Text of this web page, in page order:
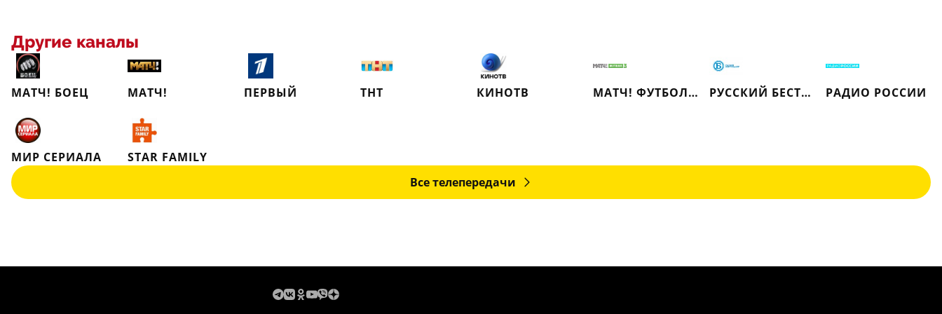
Другие каналы
МАТЧ! БОЕЦ МАТЧ! ПЕРВЫЙ ТНТ КИНОТВ МАТЧ! ФУТБОЛ 3 РУССКИЙ БЕСТСЕЛЛЕР РАДИО РОССИИ
МИР СЕРИАЛА
STAR FAMILY
Все телепередачи